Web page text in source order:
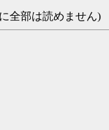
全部は読めません)